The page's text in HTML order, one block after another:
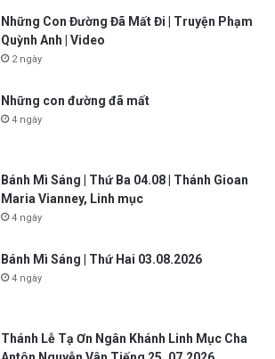
Những Con Đường Đã Mất Đi | Truyện Phạm
Quỳnh Anh | Video
2 ngày
Những con đường đã mất
4 ngày
Bánh Mì Sáng | Thứ Ba 04.08 | Thánh Gioan
Maria Vianney, Linh mục
4 ngày
Bánh Mì Sáng | Thứ Hai 03.08.2026
4 ngày
Thánh Lễ Tạ Ơn Ngân Khánh Linh Mục Cha